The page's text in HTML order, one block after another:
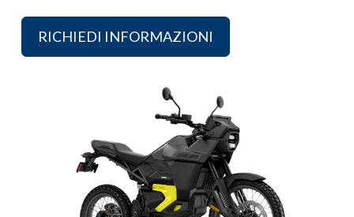
RICHIEDI INFORMAZIONI